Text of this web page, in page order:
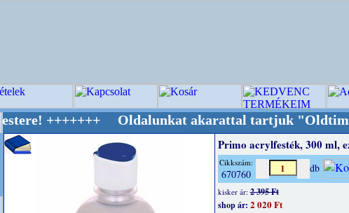
Oldalunkat akarattal tartjuk "Oldtimer/
Primo acrylfesték, 300 ml,
Cikkszám:
670760 db
kisker ár:2 395 Ft
shop ár: 2 020 Ft